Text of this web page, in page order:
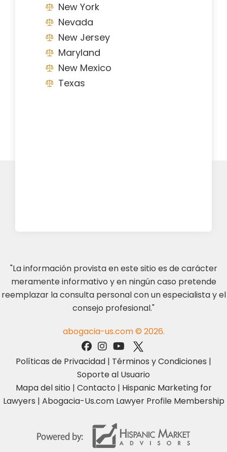
New York
Nevada
New Jersey
Maryland
New Mexico
Texas
"La información provista en este sitio es de carácter
meramente informativo y en ningún caso pretende
reemplazar la consulta personal con un especialista y el
consejo profesional."
abogacia-us.com © 2026.
Políticas de Privacidad | Términos y Condiciones |
Soporte al Usuario
Mapa del sitio | Contacto | Hispanic Marketing for
Lawyers | Abogacia-Us.com Lawyer Profile Membership